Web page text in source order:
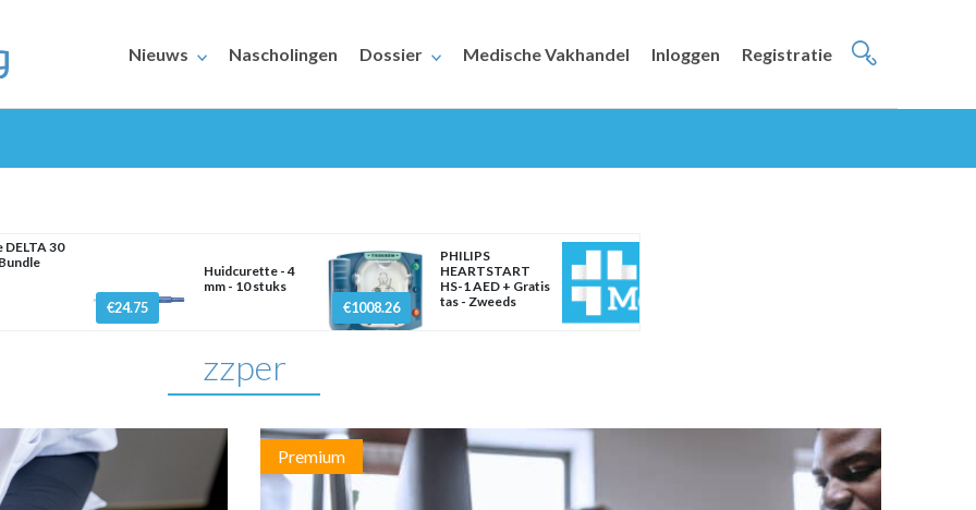
Nieuws Nascholingen Dossier Medische Vakhandel Inloggen Registratie
DELTA 30
€24.75
Huidcurette - 4
mm - 10 stuks
€1008.26
PHILIPS
HEARTSTART
HS-1 AED + Gratis
tas - Zweeds
zzper
Premium